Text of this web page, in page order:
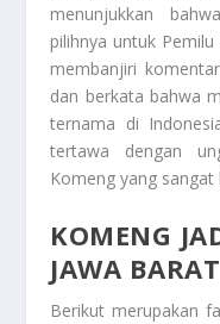
menunjukkan
pilihnya untuk
membanjiri
dan berkata bahwa
ternama di
tertawa dengan
Komeng yang
KOMENG
JAWA BARAT
Berikut merupakan